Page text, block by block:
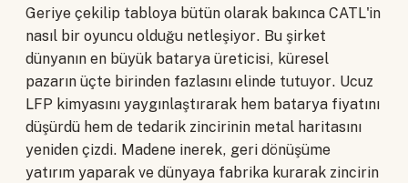
Geriye çekilip tabloya bütün olarak bakınca CATL'in
nasıl bir oyuncu olduğu netleşiyor. Bu şirket
dünyanın en büyük batarya üreticisi, küresel
pazarın üçte birinden fazlasını elinde tutuyor. Ucuz
LFP kimyasını yaygınlaştırarak hem batarya fiyatını
düşürdü hem de tedarik zincirinin metal haritasını
yeniden çizdi. Madene inerek, geri dönüşüme
yatırım yaparak ve dünyaya fabrika kurarak zincirin